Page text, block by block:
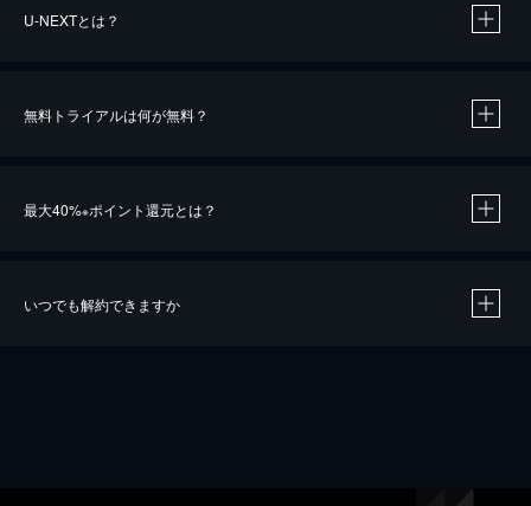
U-NEXTとは？
無料トライアルは何が無料？
最大40%※ポイント還元とは？
いつでも解約できますか